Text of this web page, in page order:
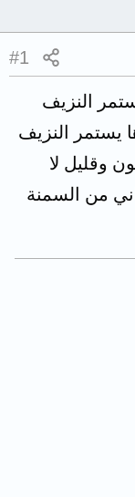
#1
النزيف
يستمر النزيف
وقليل لا
من السمنة